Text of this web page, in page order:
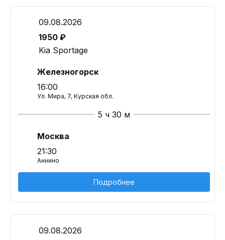
09.08.2026
1950 ₽
Kia Sportage
Железногорск
16:00
Ул. Мира, 7, Курская обл.
5 ч 30 м
Москва
21:30
Аннино
Подробнее
09.08.2026